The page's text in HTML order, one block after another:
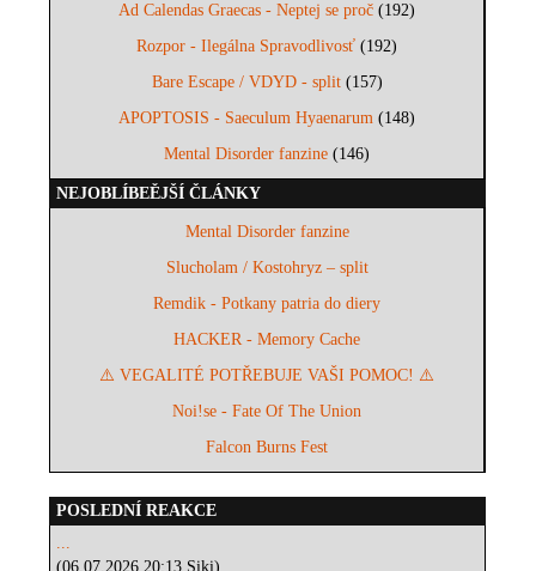
Ad Calendas Graecas - Neptej se proč (192)
Rozpor - Ilegálna Spravodlivosť (192)
Bare Escape / VDYD - split(157)
APOPTOSIS - Saeculum Hyaenarum (148)
Mental Disorder fanzine (146)
NEJOBLÍBEĚJŠÍ ČLÁNKY
Mental Disorder fanzine
Slucholam / Kostohryz – split
Remdik - Potkany patria do diery
HACKER - Memory Cache
⚠️ VEGALITÉ POTŘEBUJE VAŠI POMOC! ⚠️
Noi!se - Fate Of The Union
Falcon Burns Fest
POSLEDNÍ REAKCE
...
(06.07.2026 20:13 Siki)